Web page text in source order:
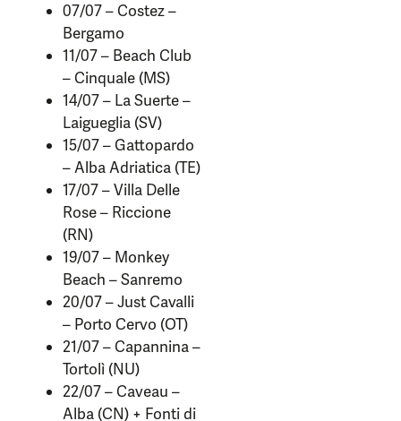
07/07 – Costez –
Bergamo
11/07 – Beach Club
– Cinquale (MS)
14/07 – La Suerte –
Laigueglia (SV)
15/07 – Gattopardo
– Alba Adriatica (TE)
17/07 – Villa Delle
Rose – Riccione
(RN)
19/07 – Monkey
Beach – Sanremo
20/07 – Just Cavalli
– Porto Cervo (OT)
21/07 – Capannina –
Tortolì (NU)
22/07 – Caveau –
Alba (CN) + Fonti di